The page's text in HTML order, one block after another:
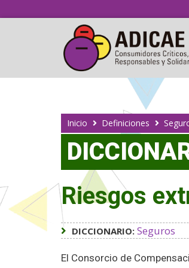
Inicio Definiciones
Riesgos
DICCIONARIO: Seguros
El Consorcio de